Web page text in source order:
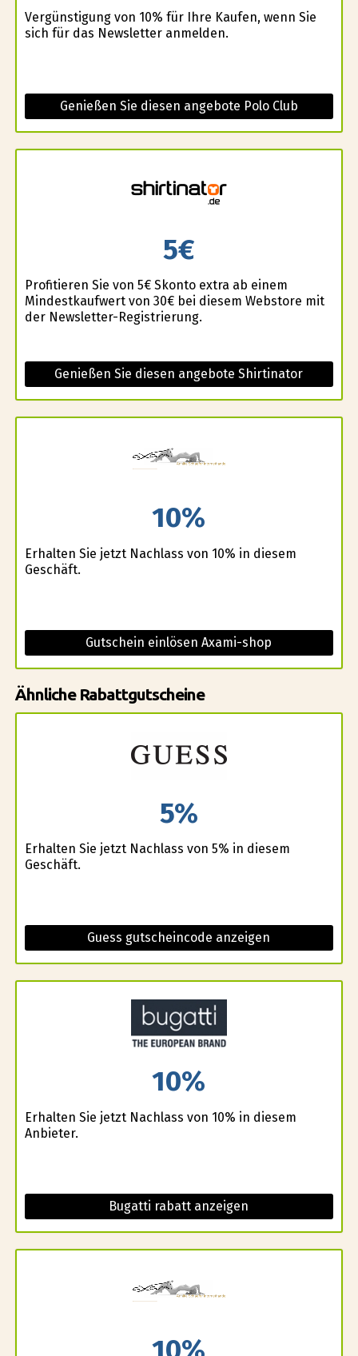
Vergünstigung von 10% für Ihre Kaufen, wenn Sie
sich für das Newsletter anmelden.
Genießen Sie diesen angebote Polo Club
5€
Profitieren Sie von 5€ Skonto extra ab einem
Mindestkaufwert von 30€ bei diesem Webstore mit
der Newsletter-Registrierung.
Genießen Sie diesen angebote Shirtinator
10%
Erhalten Sie jetzt Nachlass von 10% in diesem
Geschäft.
Gutschein einlösen Axami-shop
Ähnliche Rabattgutscheine
5%
Erhalten Sie jetzt Nachlass von 5% in diesem
Geschäft.
Guess gutscheincode anzeigen
10%
Erhalten Sie jetzt Nachlass von 10% in diesem
Anbieter.
Bugatti rabatt anzeigen